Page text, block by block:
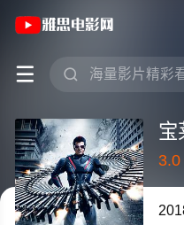
 
《宝莱坞机器人
3.0
很差较差
还行推荐力荐